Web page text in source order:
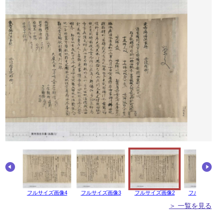
フルサイズ画像4 フルサイズ画像3 フルサイズ画像2 フルサイズ
＞ 一覧を見る